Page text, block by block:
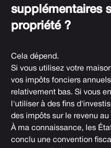
supplémentaires
propriété ?
Cela dépend.
Si vous utilisez votre
vos impôts fonciers
relativement bas. Si vous
l'utiliser à des fins
des impôts sur le revenu au
À ma connaissance, les
conclu une convention